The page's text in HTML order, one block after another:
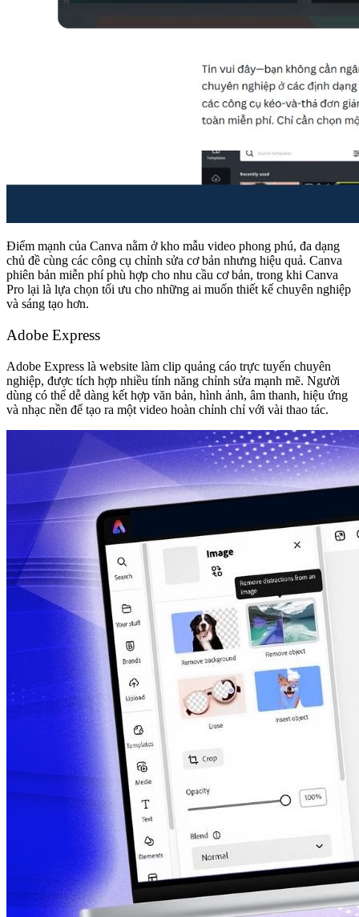
Điểm mạnh của Canva nằm ở kho mẫu video phong phú, đa dạng
chủ đề cùng các công cụ chỉnh sửa cơ bản nhưng hiệu quả. Canva
phiên bản miễn phí phù hợp cho nhu cầu cơ bản, trong khi Canva
Pro lại là lựa chọn tối ưu cho những ai muốn thiết kế chuyên nghiệp
và sáng tạo hơn.
Adobe Express
Adobe Express là website làm clip quảng cáo trực tuyến chuyên
nghiệp, được tích hợp nhiều tính năng chỉnh sửa mạnh mẽ. Người
dùng có thể dễ dàng kết hợp văn bản, hình ảnh, âm thanh, hiệu ứng
và nhạc nền để tạo ra một video hoàn chỉnh chỉ với vài thao tác.